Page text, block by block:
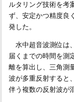
ルタリング技術を考
ず、安定かつ精度良
発した。
水中超音波測位は
届くまでの時間を測
離を算出し、三角測
波が多重反射すると
伴う複数の反射波が